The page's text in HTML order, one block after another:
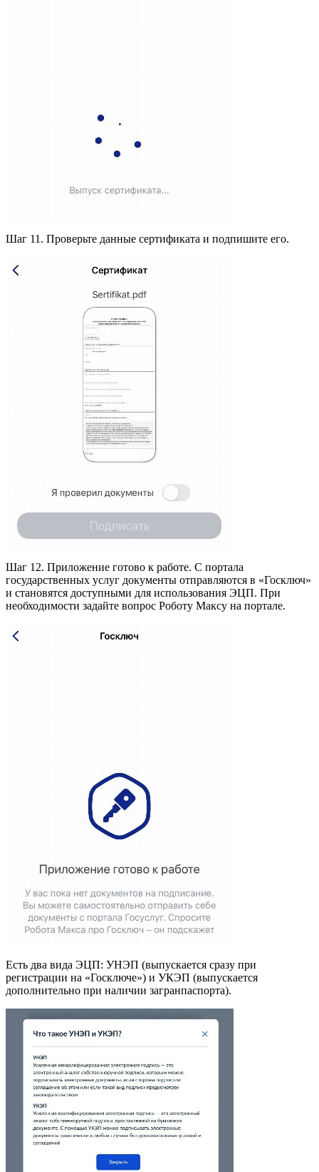
Шаг 11. Проверьте данные сертификата и подпишите его.
Шаг 12. Приложение готово к работе. С портала
государственных услуг документы отправляются в «Госключ»
и становятся доступными для использования ЭЦП. При
необходимости задайте вопрос Роботу Максу на портале.
Есть два вида ЭЦП: УНЭП (выпускается сразу при
регистрации на «Госключе») и УКЭП (выпускается
дополнительно при наличии загранпаспорта).